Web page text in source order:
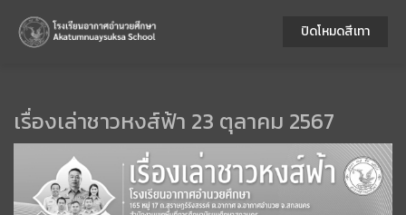
เรื่องเล่าชาวหงส์ฟ้า 23 ตุลาคม 2567
ปิดโหมดสีเทา